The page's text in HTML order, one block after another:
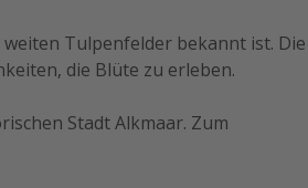
Tulpenfelder bekannt ist. Die
die Blüte zu erleben.
Stadt Alkmaar. Zum